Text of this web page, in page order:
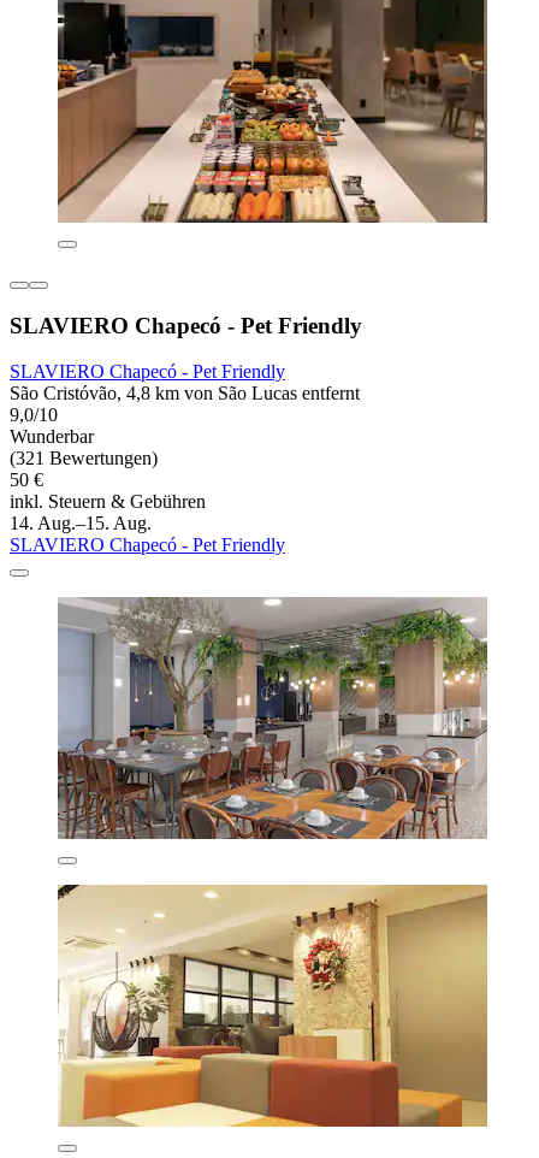
SLAVIERO Chapecó - Pet Friendly
SLAVIERO Chapecó - Pet Friendly
São Cristóvão, 4,8 km von São Lucas entfernt
9,0/10
Wunderbar
(321 Bewertungen)
50 €
inkl. Steuern & Gebühren
14. Aug.–15. Aug.
SLAVIERO Chapecó - Pet Friendly